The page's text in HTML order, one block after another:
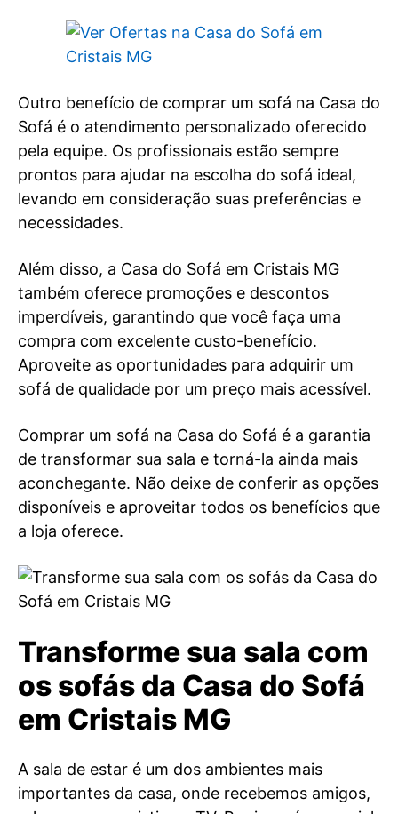
Outro benefício de comprar um sofá na Casa do
Sofá é o atendimento personalizado oferecido
pela equipe. Os profissionais estão sempre
prontos para ajudar na escolha do sofá ideal,
levando em consideração suas preferências e
necessidades.
Além disso, a Casa do Sofá em Cristais MG
também oferece promoções e descontos
imperdíveis, garantindo que você faça uma
compra com excelente custo-benefício.
Aproveite as oportunidades para adquirir um
sofá de qualidade por um preço mais acessível.
Comprar um sofá na Casa do Sofá é a garantia
de transformar sua sala e torná-la ainda mais
aconchegante. Não deixe de conferir as opções
disponíveis e aproveitar todos os benefícios que
a loja oferece.
Transforme sua sala com
os sofás da Casa do Sofá
em Cristais MG
A sala de estar é um dos ambientes mais
importantes da casa, onde recebemos amigos,